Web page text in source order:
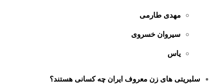
مهدی طارمی
سیروان خسروی
یاس
سلبریتی های زن معروف ایران چه کسانی هستند؟